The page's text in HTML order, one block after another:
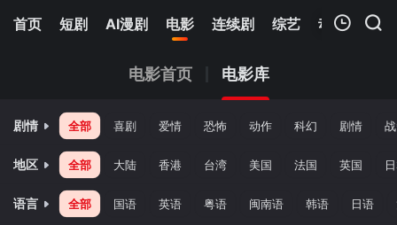
首页 短剧 AI漫剧 电影 连续剧 综艺 动漫
我的观影记录
暂无观看影片的记录
电影首页 电影库
剧情 全部 喜剧 爱情 恐怖 动作 科幻 剧情
地区 全部 大陆 香港 台湾 美国 法国 英国
语言 全部 国语 英语 粤语 闽南语 韩语 日语